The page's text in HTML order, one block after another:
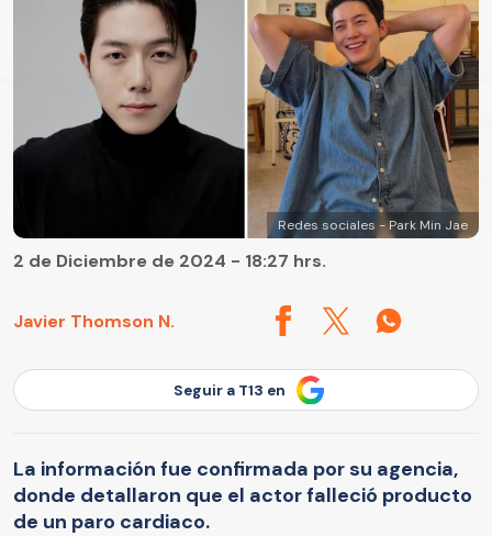
Redes sociales - Park Min Jae
Javier Thomson N.
2 de Diciembre de 2024 - 18:27 hrs.
Seguir a T13 en
La información fue confirmada por su agencia,
donde detallaron que el actor falleció producto
de un paro cardiaco.